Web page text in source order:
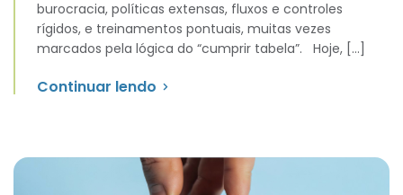
burocracia, políticas extensas, fluxos e controles
rígidos, e treinamentos pontuais, muitas vezes
marcados pela lógica do “cumprir tabela”. Hoje, […]
Continuar lendo